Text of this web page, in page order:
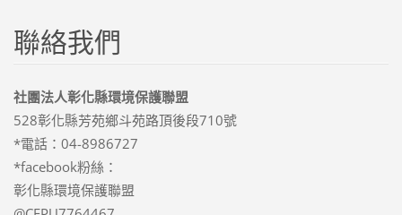
聯絡我們
社團法人彰化縣環境保護聯盟
528彰化縣芳苑鄉斗苑路頂後段710號
*電話：04-8986727
*facebook粉絲：
彰化縣環境保護聯盟